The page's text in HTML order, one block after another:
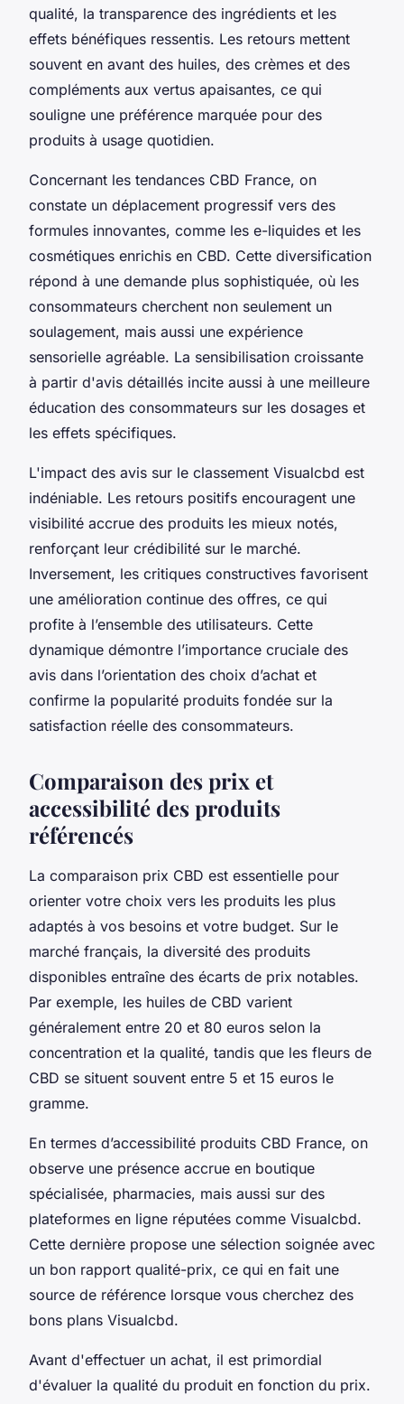
qualité, la transparence des ingrédients et les
effets bénéfiques ressentis. Les retours mettent
souvent en avant des huiles, des crèmes et des
compléments aux vertus apaisantes, ce qui
souligne une préférence marquée pour des
produits à usage quotidien.
Concernant les tendances CBD France, on
constate un déplacement progressif vers des
formules innovantes, comme les e-liquides et les
cosmétiques enrichis en CBD. Cette diversification
répond à une demande plus sophistiquée, où les
consommateurs cherchent non seulement un
soulagement, mais aussi une expérience
sensorielle agréable. La sensibilisation croissante
à partir d'avis détaillés incite aussi à une meilleure
éducation des consommateurs sur les dosages et
les effets spécifiques.
L'impact des avis sur le classement Visualcbd est
indéniable. Les retours positifs encouragent une
visibilité accrue des produits les mieux notés,
renforçant leur crédibilité sur le marché.
Inversement, les critiques constructives favorisent
une amélioration continue des offres, ce qui
profite à l’ensemble des utilisateurs. Cette
dynamique démontre l’importance cruciale des
avis dans l’orientation des choix d’achat et
confirme la popularité produits fondée sur la
satisfaction réelle des consommateurs.
Comparaison des prix et
accessibilité des produits
référencés
La comparaison prix CBD est essentielle pour
orienter votre choix vers les produits les plus
adaptés à vos besoins et votre budget. Sur le
marché français, la diversité des produits
disponibles entraîne des écarts de prix notables.
Par exemple, les huiles de CBD varient
généralement entre 20 et 80 euros selon la
concentration et la qualité, tandis que les fleurs de
CBD se situent souvent entre 5 et 15 euros le
gramme.
En termes d’accessibilité produits CBD France, on
observe une présence accrue en boutique
spécialisée, pharmacies, mais aussi sur des
plateformes en ligne réputées comme Visualcbd.
Cette dernière propose une sélection soignée avec
un bon rapport qualité-prix, ce qui en fait une
source de référence lorsque vous cherchez des
bons plans Visualcbd.
Avant d'effectuer un achat, il est primordial
d'évaluer la qualité du produit en fonction du prix.